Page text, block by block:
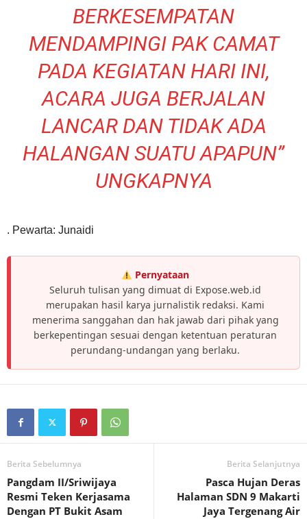
BERKESEMPATAN
MENDAMPINGI PAK CAMAT
PADA KEGIATAN HARI INI,
ACARA JUGA BERJALAN
LANCAR DAN TIDAK ADA
HALANGAN SUATU APAPUN”
UNGKAPNYA
. Pewarta: Junaidi
Pernyataan
Seluruh tulisan yang dimuat di Expose.web.id
merupakan hasil karya jurnalistik redaksi. Kami
menerima sanggahan dan hak jawab dari pihak yang
berkepentingan sesuai dengan ketentuan peraturan
perundang-undangan yang berlaku.
Berita Sebelumnya
Pangdam II/Sriwijaya
Resmi Teken Kerjasama
Dengan PT Bukit Asam
Berita Selanjutnya
Pasca Hujan Deras
Halaman SDN 9 Makarti
Jaya Tergenang Air